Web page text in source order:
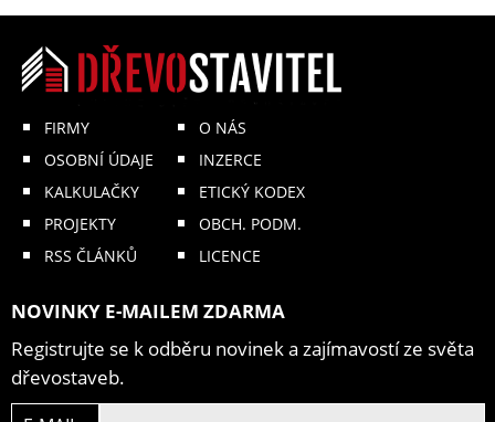
FIRMY
OSOBNÍ ÚDAJE
KALKULAČKY
PROJEKTY
RSS ČLÁNKŮ
O NÁS
INZERCE
ETICKÝ KODEX
OBCH. PODM.
LICENCE
NOVINKY E-MAILEM ZDARMA
Registrujte se k odběru novinek a zajímavostí ze světa
dřevostaveb.